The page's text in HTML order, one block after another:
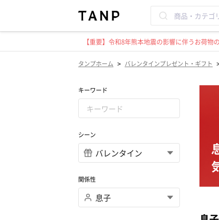
【重要】令和8年熊本地震の影響に伴うお荷
タンプホーム > バレンタインプレゼント・ギフト
キーワード
シーン
関係性